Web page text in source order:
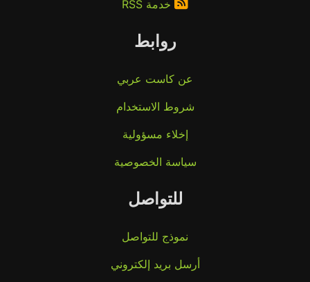
خدمة RSS
روابط
عن كاست عربي
شروط الاستخدام
إخلاء مسؤولية
سياسة الخصوصية
للتواصل
نموذج للتواصل
أرسل بريد إلكتروني